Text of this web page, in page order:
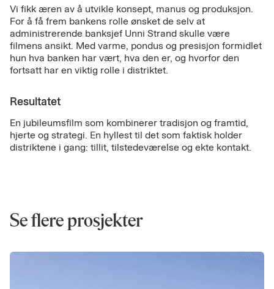
Vi fikk æren av å utvikle konsept, manus og produksjon.
For å få frem bankens rolle ønsket de selv at
administrerende banksjef Unni Strand skulle være
filmens ansikt. Med varme, pondus og presisjon formidlet
hun hva banken har vært, hva den er, og hvorfor den
fortsatt har en viktig rolle i distriktet.
Resultatet
En jubileumsfilm som kombinerer tradisjon og framtid,
hjerte og strategi. En hyllest til det som faktisk holder
distriktene i gang: tillit, tilstedeværelse og ekte kontakt.
Se flere prosjekter